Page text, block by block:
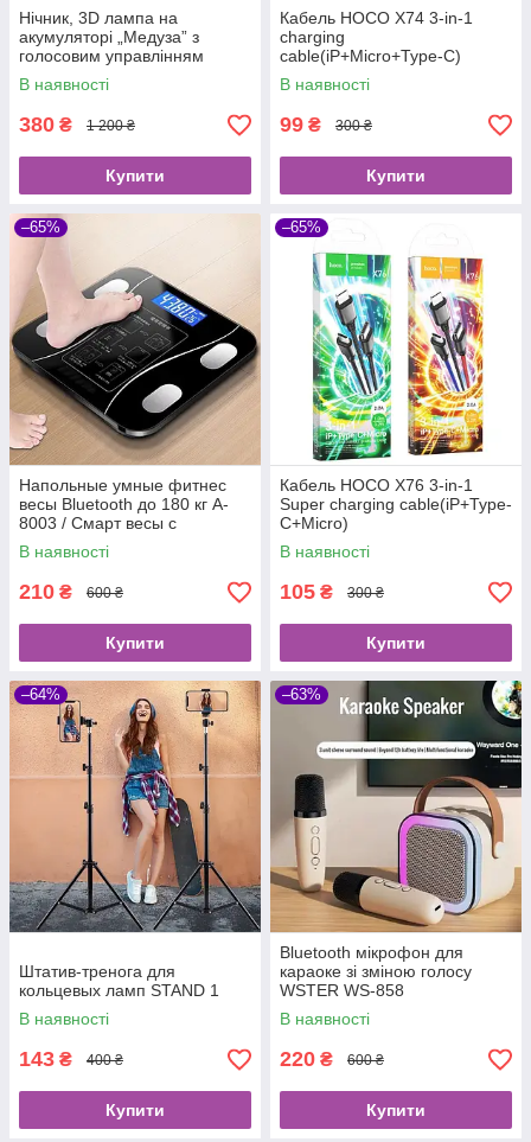
Нічник, 3D лампа на
акумуляторі „Медуза” з
голосовим управлінням
В наявності
380 ₴ 1 200 ₴
Купити
Кабель HOCO X74 3-in-1
charging
cable(iP+Micro+Type-C)
В наявності
99 ₴ 300 ₴
Купити
–65%
Напольные умные фитнес
весы Bluetooth до 180 кг A-
8003 / Смарт весы с
приложением
В наявності
210 ₴ 600 ₴
Купити
–65%
Кабель HOCO X76 3-in-1
Super charging cable(iP+Type-
C+Micro)
В наявності
105 ₴ 300 ₴
Купити
–64%
Штатив-тренога для
кольцевых ламп STAND 1
В наявності
143 ₴ 400 ₴
Купити
–63%
Bluetooth мікрофон для
караоке зі зміною голосу
WSTER WS-858
В наявності
220 ₴ 600 ₴
Купити